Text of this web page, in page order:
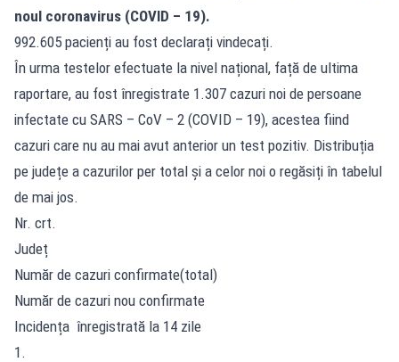
noul coronavirus (COVID – 19).
992.605 pacienți au fost declarați vindecați.
În urma testelor efectuate la nivel național, față de ultima
raportare, au fost înregistrate 1.307 cazuri noi de persoane
infectate cu SARS – CoV – 2 (COVID – 19), acestea fiind
cazuri care nu au mai avut anterior un test pozitiv. Distribuția
pe județe a cazurilor per total și a celor noi o regăsiți în tabelul
de mai jos.
Nr. crt.
Județ
Număr de cazuri confirmate(total)
Număr de cazuri nou confirmate
Incidența înregistrată la 14 zile
1.